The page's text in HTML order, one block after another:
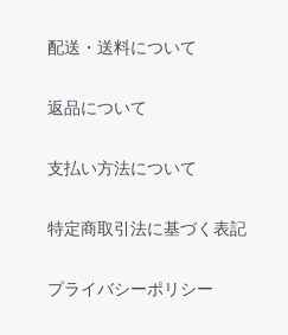
配送・送料について
返品について
支払い方法について
特定商取引法に基づく表記
プライバシーポリシー